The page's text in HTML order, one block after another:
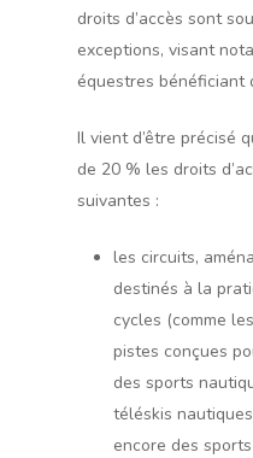
droits d’accès sont
exceptions, visant
équestres bénéficiant
Il vient d’être précisé
de 20 % les droits
suivantes :
les circuits,
destinés à la
cycles (comme
pistes conçues
des sports
téléskis
encore des